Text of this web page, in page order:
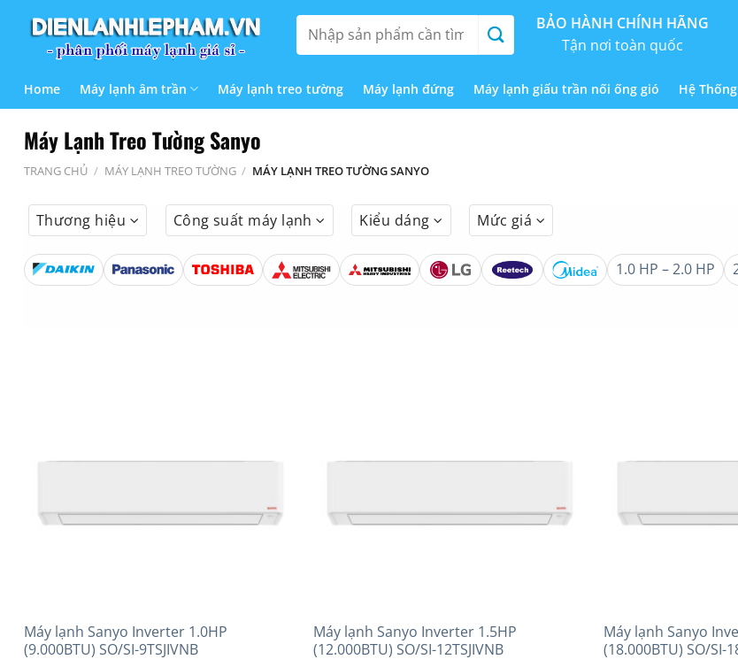
kiếm:
BẢO HÀNH CHÍNH HÃNG
Tận nơi toàn quốc
Home Máy lạnh âm trần Máy lạnh treo tường Máy lạnh đứng Máy lạnh giấu trần nối ống gió Hệ
Máy Lạnh Treo Tường Sanyo
TRANG CHỦ / MÁY LẠNH TREO TƯỜNG / MÁY LẠNH TREO TƯỜNG SANYO
Thương hiệu Công suất máy lạnh Kiểu dáng Mức giá
1.0 HP – 2.0 HP
Máy lạnh Sanyo Inverter 1.0HP
(9.000BTU) SO/SI-9TSJIVNB
Máy lạnh Sanyo Inverter 1.5HP
(12.000BTU) SO/SI-12TSJIVNB
Máy lạnh Sanyo
(18.000BTU) SO/SI-